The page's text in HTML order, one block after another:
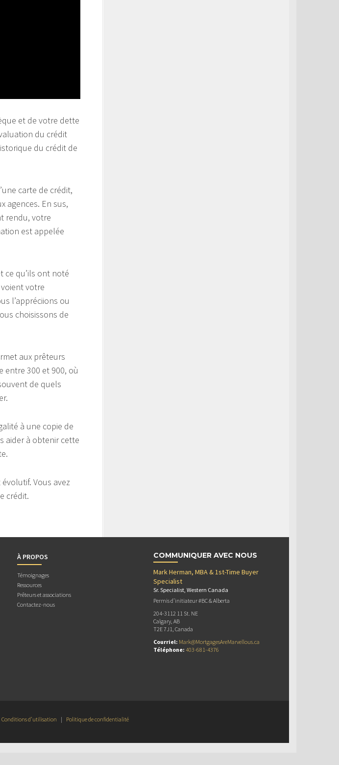
et de votre dette
du crédit
du crédit de
carte de crédit,
agences. En sus,
rendu, votre
est appelée
ce qu’ils ont noté
votre
l’appréciions ou
choisissons de
aux prêteurs
entre 300 et 900, où
de quels
à une copie de
aider à obtenir cette
Vous avez
crédit.
À PROPOS
Témoignages
Ressources
Prêteurs et associations
Contactez-nous
COMMUNIQUER AVEC NOUS
Mark Herman, MBA & 1st-Time Buyer
Specialist
Sr. Specialist, Western Canada
Permis d’initiateur #BC & Alberta
204-3112 11 St. NE
Calgary, AB
T2E 7J1, Canada
Courriel: Mark@MortgagesAreMarvellous.ca
Téléphone: 403-681-4376
Conditions d’utilisation | Politique de confidentialité